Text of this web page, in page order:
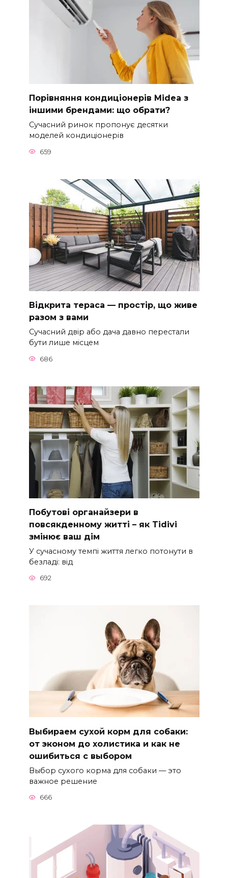
Порівняння кондиціонерів Midea з
іншими брендами: що обрати?
Сучасний ринок пропонує десятки
моделей кондиціонерів
659
Відкрита тераса — простір, що живе
разом з вами
Сучасний двір або дача давно перестали
бути лише місцем
686
Побутові органайзери в
повсякденному житті – як Tidivi
змінює ваш дім
У сучасному темпі життя легко потонути в
безладі: від
692
Выбираем сухой корм для собаки:
от эконом до холистика и как не
ошибиться с выбором
Выбор сухого корма для собаки — это
важное решение
666